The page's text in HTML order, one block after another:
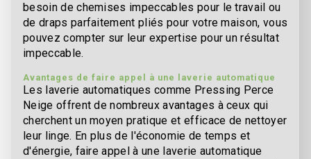
besoin de chemises impeccables pour le travail ou
de draps parfaitement pliés pour votre maison, vous
pouvez compter sur leur expertise pour un résultat
impeccable.
Avantages de faire appel à une laverie automatique
Les laverie automatiques comme Pressing Perce
Neige offrent de nombreux avantages à ceux qui
cherchent un moyen pratique et efficace de nettoyer
leur linge. En plus de l'économie de temps et
d'énergie, faire appel à une laverie automatique